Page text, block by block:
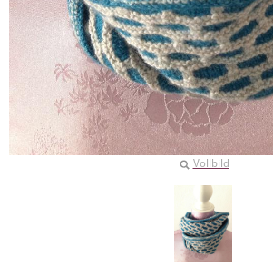
Vollbild